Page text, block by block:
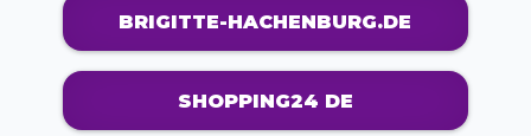
BRIGITTE-HACHENBURG.DE
SHOPPING24 DE